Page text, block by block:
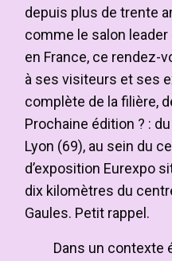
depuis plus de trente
comme le salon leader
en France, ce rendez-
à ses visiteurs et ses
complète de la filière,
Prochaine édition ? :
Lyon (69), au sein du
d’exposition Eurexpo
dix kilomètres du
Gaules. Petit rappel.
Dans un contexte